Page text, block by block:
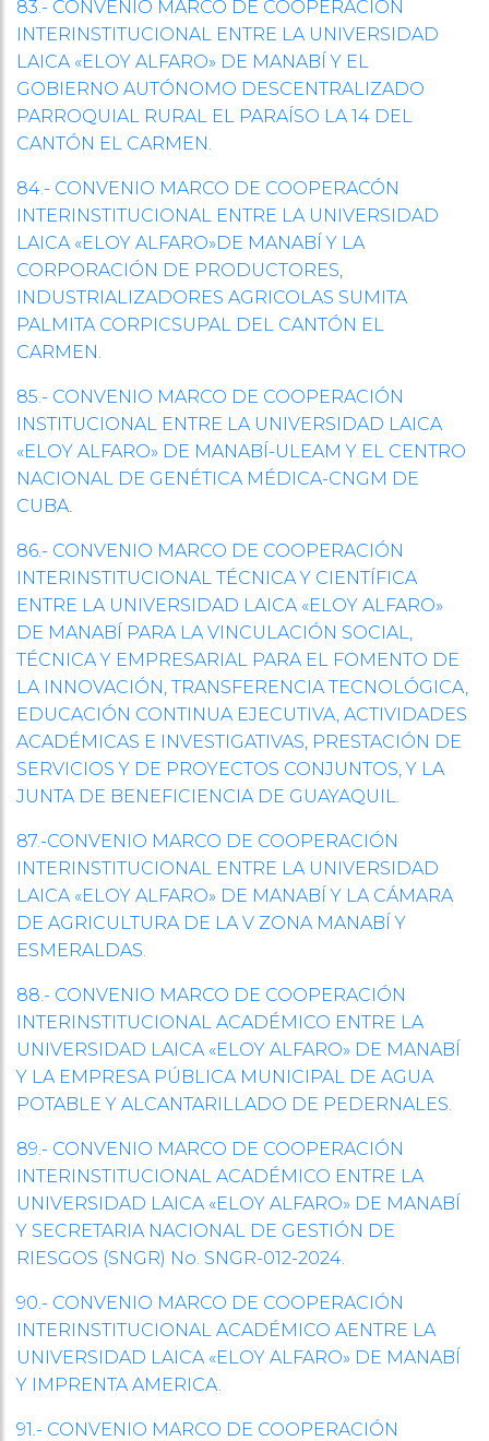
83.- CONVENIO MARCO DE COOPERACIÓN
INTERINSTITUCIONAL ENTRE LA UNIVERSIDAD
LAICA «ELOY ALFARO» DE MANABÍ Y EL
GOBIERNO AUTÓNOMO DESCENTRALIZADO
PARROQUIAL RURAL EL PARAÍSO LA 14 DEL
CANTÓN EL CARMEN.
84.- CONVENIO MARCO DE COOPERACÓN
INTERINSTITUCIONAL ENTRE LA UNIVERSIDAD
LAICA «ELOY ALFARO»DE MANABÍ Y LA
CORPORACIÓN DE PRODUCTORES,
INDUSTRIALIZADORES AGRICOLAS SUMITA
PALMITA CORPICSUPAL DEL CANTÓN EL
CARMEN.
85.- CONVENIO MARCO DE COOPERACIÓN
INSTITUCIONAL ENTRE LA UNIVERSIDAD LAICA
«ELOY ALFARO» DE MANABÍ-ULEAM Y EL CENTRO
NACIONAL DE GENÉTICA MÉDICA-CNGM DE
CUBA.
86.- CONVENIO MARCO DE COOPERACIÓN
INTERINSTITUCIONAL TÉCNICA Y CIENTÍFICA
ENTRE LA UNIVERSIDAD LAICA «ELOY ALFARO»
DE MANABÍ PARA LA VINCULACIÓN SOCIAL,
TÉCNICA Y EMPRESARIAL PARA EL FOMENTO DE
LA INNOVACIÓN, TRANSFERENCIA TECNOLÓGICA,
EDUCACIÓN CONTINUA EJECUTIVA, ACTIVIDADES
ACADÉMICAS E INVESTIGATIVAS, PRESTACIÓN DE
SERVICIOS Y DE PROYECTOS CONJUNTOS, Y LA
JUNTA DE BENEFICIENCIA DE GUAYAQUIL.
87.-CONVENIO MARCO DE COOPERACIÓN
INTERINSTITUCIONAL ENTRE LA UNIVERSIDAD
LAICA «ELOY ALFARO» DE MANABÍ Y LA CÁMARA
DE AGRICULTURA DE LA V ZONA MANABÍ Y
ESMERALDAS.
88.- CONVENIO MARCO DE COOPERACIÓN
INTERINSTITUCIONAL ACADÉMICO ENTRE LA
UNIVERSIDAD LAICA «ELOY ALFARO» DE MANABÍ
Y LA EMPRESA PÚBLICA MUNICIPAL DE AGUA
POTABLE Y ALCANTARILLADO DE PEDERNALES.
89.- CONVENIO MARCO DE COOPERACIÓN
INTERINSTITUCIONAL ACADÉMICO ENTRE LA
UNIVERSIDAD LAICA «ELOY ALFARO» DE MANABÍ
Y SECRETARIA NACIONAL DE GESTIÓN DE
RIESGOS (SNGR) No. SNGR-012-2024.
90.- CONVENIO MARCO DE COOPERACIÓN
INTERINSTITUCIONAL ACADÉMICO AENTRE LA
UNIVERSIDAD LAICA «ELOY ALFARO» DE MANABÍ
Y IMPRENTA AMERICA.
91.- CONVENIO MARCO DE COOPERACIÓN